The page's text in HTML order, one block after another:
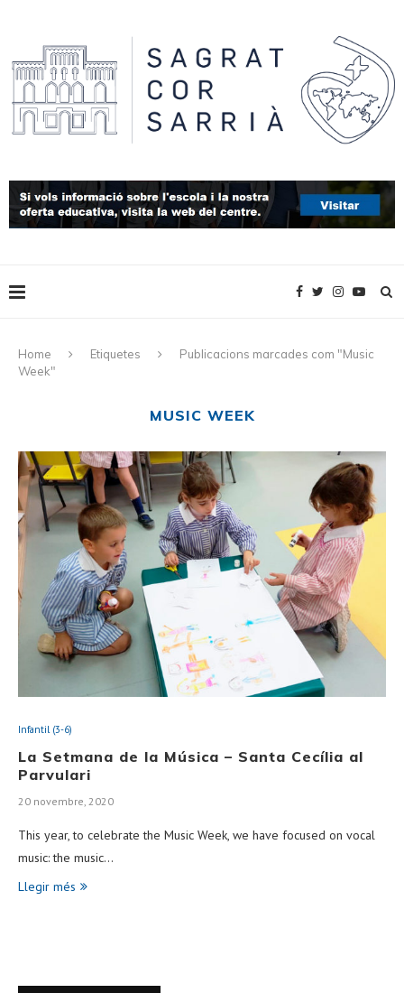
Home Etiquetes
Publicacions marcades com "Music
Week"
MUSIC WEEK
Infantil (3-6)
La Setmana de la Música – Santa Cecília al
Parvulari
20 novembre, 2020
This year, to celebrate the Music Week, we have focused on vocal
music: the music…
Llegir més